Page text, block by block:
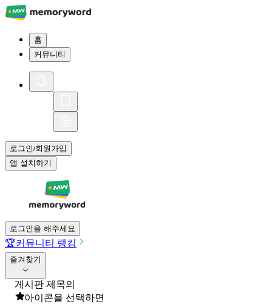
홈
커뮤니티
로그인/회원가입
앱 설치하기
로그인을 해주세요
🏆커뮤니티 랭킹
즐겨찾기
게시판 제목의
아이콘을 선택하면